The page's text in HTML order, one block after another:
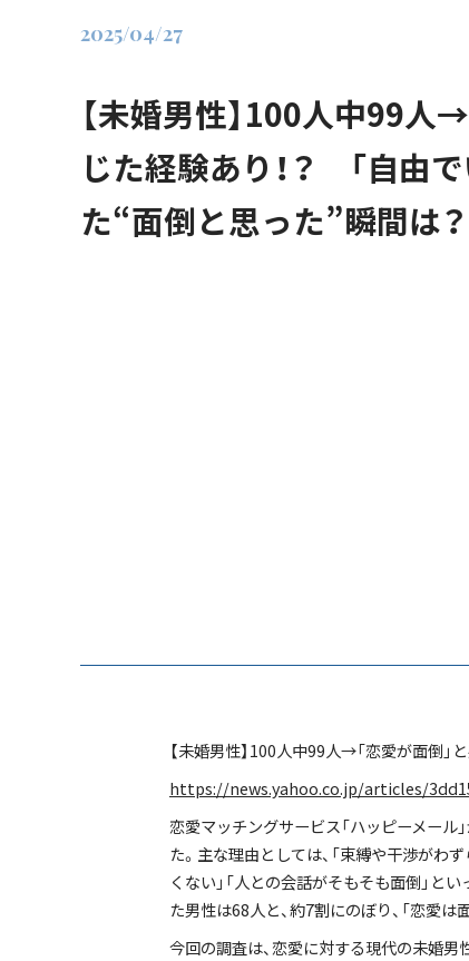
【未婚男性】100人中99人
じた経験あり！？ 「自由
た“面倒と思った”瞬間は？
2025/04/27
【未婚男性】100人中99人→「恋愛が面倒
https://news.yahoo.co.jp/articles/
恋愛マッチングサービス「ハッピーメール
た。主な理由としては、「束縛や干渉がわ
くない」「人との会話がそもそも面倒」と
た男性は68人と、約7割にのぼり、「恋愛
今回の調査は、恋愛に対する現代の未婚男